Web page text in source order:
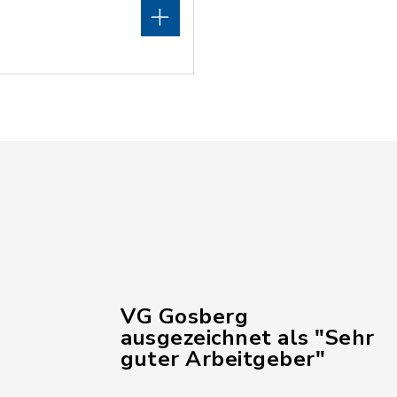
VG Gosberg
ausgezeichnet als "Sehr
guter Arbeitgeber"